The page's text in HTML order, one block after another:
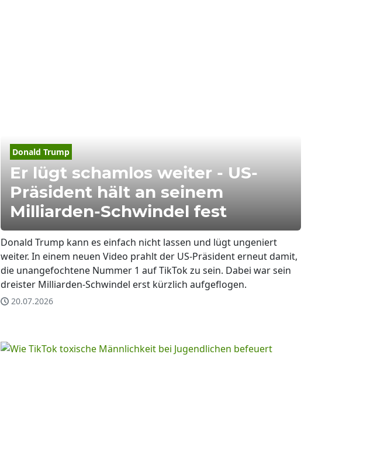
Donald Trump
Er lügt schamlos weiter - US-
Präsident hält an seinem
Milliarden-Schwindel fest
Donald Trump kann es einfach nicht lassen und lügt ungeniert
weiter. In einem neuen Video prahlt der US-Präsident erneut damit,
die unangefochtene Nummer 1 auf TikTok zu sein. Dabei war sein
dreister Milliarden-Schwindel erst kürzlich aufgeflogen.
20.07.2026